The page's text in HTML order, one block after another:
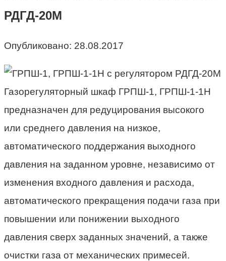
РДГД-20М
Опубликовано: 28.08.2017
Газорегуляторный шкаф ГРПШ-1, ГРПШ-1-1Н
предназначен для редуцирования высокого
или среднего давления на низкое,
автоматического поддержания выходного
давления на заданном уровне, независимо от
изменения входного давления и расхода,
автоматического прекращения подачи газа при
повышении или понижении выходного
давления сверх заданных значений, а также
очистки газа от механических примесей.